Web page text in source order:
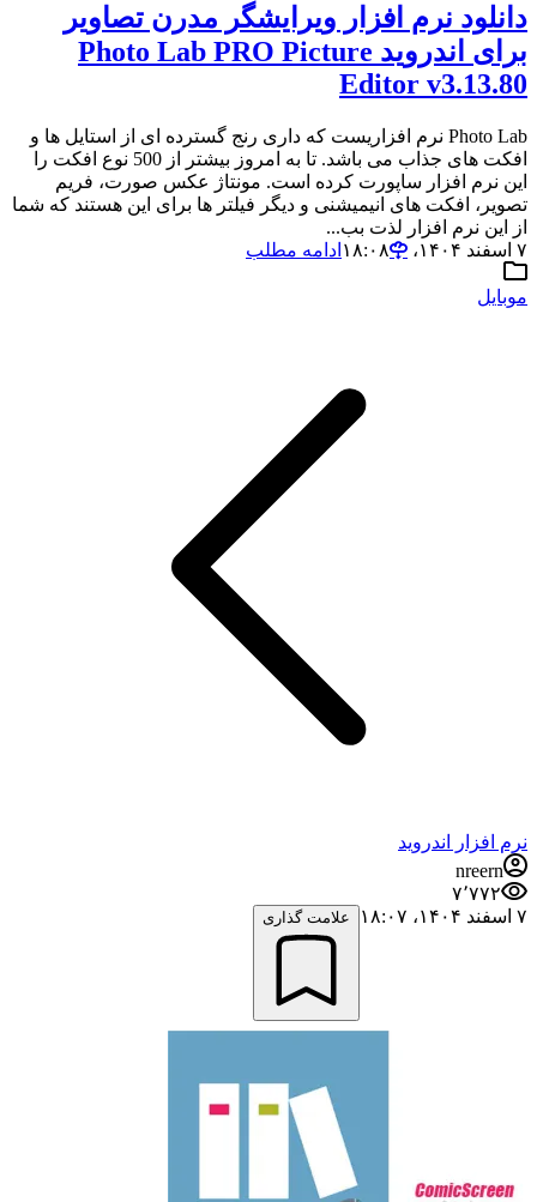
دانلود نرم افزار ویرایشگر مدرن تصاویر
برای اندروید Photo Lab PRO Picture
Editor v3.13.80
Photo Lab نرم افزاریست که داری رنج گسترده ای از استایل ها و
افکت های جذاب می باشد. تا به امروز بیشتر از 500 نوع افکت را
این نرم افزار ساپورت کرده است. مونتاژ عکس صورت، فریم
تصویر، افکت های انیمیشنی و دیگر فیلتر ها برای این هستند که شما
از این نرم افزار لذت بب...
۷ اسفند ۱۴۰۴،‏ ۱۸:۰۸
ادامه مطلب
موبایل
نرم افزار اندروید
nreern
۷٬۷۷۲
۷ اسفند ۱۴۰۴،‏ ۱۸:۰۷
علامت گذاری